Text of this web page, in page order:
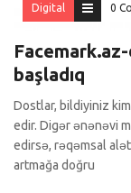
Digital 0
başladıq
Dostlar, bildiyiniz
edir. Digər ənənəvi
edirsə, rəqəmsal
artmağa doğru